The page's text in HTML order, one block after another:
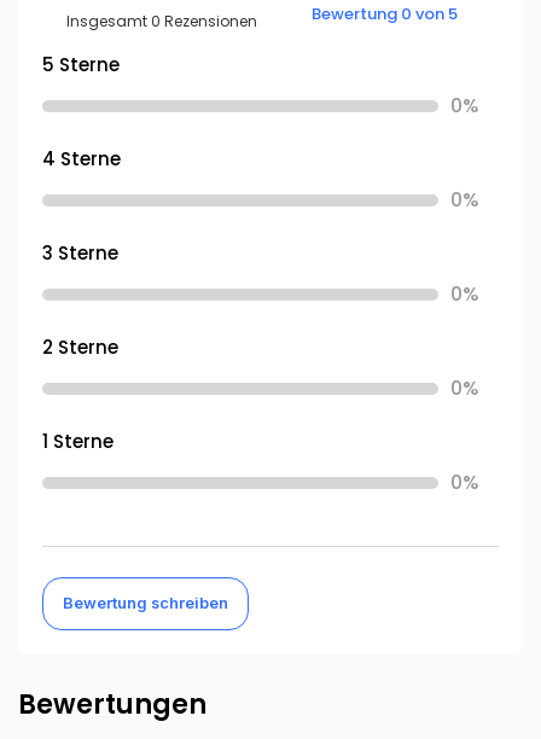
Insgesamt 0 Rezensionen
Bewertung 0 von 5
5 Sterne
0%
4 Sterne
0%
3 Sterne
0%
2 Sterne
0%
1 Sterne
0%
Bewertung schreiben
Bewertungen